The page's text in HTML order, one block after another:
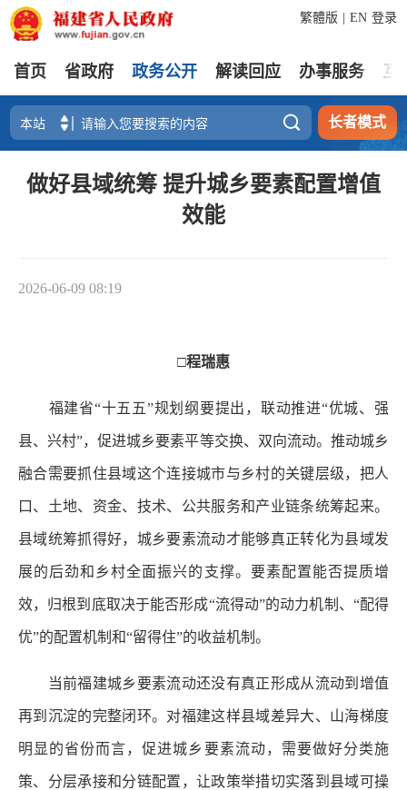
登录
繁體版 EN
首页 省政府 政务公开 解读回应 办事服务 互
 长者模式
​做好县域统筹 提升城乡要素配置增值
效能
2026-06-09 08:19
□程瑞惠
福建省“十五五”规划纲要提出，联动推进“优城、强
县、兴村”，促进城乡要素平等交换、双向流动。推动城乡
融合需要抓住县域这个连接城市与乡村的关键层级，把人
口、土地、资金、技术、公共服务和产业链条统筹起来。
县域统筹抓得好，城乡要素流动才能够真正转化为县域发
展的后劲和乡村全面振兴的支撑。要素配置能否提质增
效，归根到底取决于能否形成“流得动”的动力机制、“配得
优”的配置机制和“留得住”的收益机制。
当前福建城乡要素流动还没有真正形成从流动到增值
再到沉淀的完整闭环。对福建这样县域差异大、山海梯度
明显的省份而言，促进城乡要素流动，需要做好分类施
策、分层承接和分链配置，让政策举措切实落到县域可操